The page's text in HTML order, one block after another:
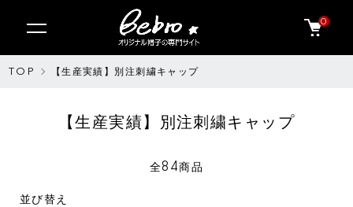
0
TOP 【生産実績】別注刺繍キャップ
【生産実績】別注刺繍キャップ
全84商品
並び替え